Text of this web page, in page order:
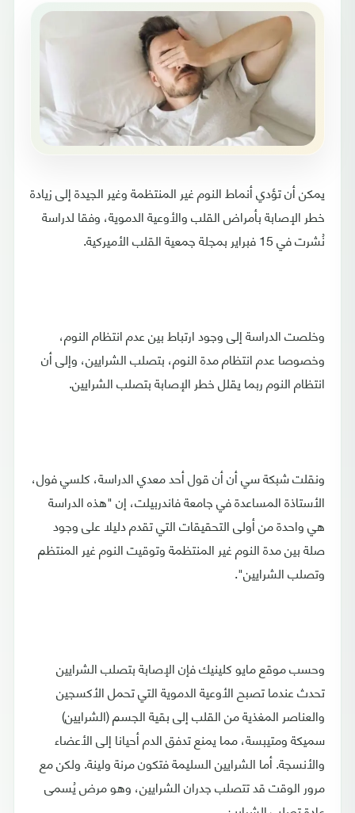
يمكن أن تؤدي أنماط النوم غير المنتظمة وغير الجيدة إلى زيادة
خطر الإصابة بأمراض القلب والأوعية الدموية، وفقا لدراسة
نُشرت في 15 فبراير بمجلة جمعية القلب الأميركية.
وخلصت الدراسة إلى وجود ارتباط بين عدم انتظام النوم،
وخصوصا عدم انتظام مدة النوم، بتصلب الشرايين، وإلى أن
انتظام النوم ربما يقلل خطر الإصابة بتصلب الشرايين.
ونقلت شبكة سي أن أن قول أحد معدي الدراسة، كلسي فول،
الأستاذة المساعدة في جامعة فاندربيلت، إن "هذه الدراسة
هي واحدة من أولى التحقيقات التي تقدم دليلا على وجود
صلة بين مدة النوم غير المنتظمة وتوقيت النوم غير المنتظم
وتصلب الشرايين".
وحسب موقع مايو كلينيك فإن الإصابة بتصلب الشرايين
تحدث عندما تصبح الأوعية الدموية التي تحمل الأكسجين
والعناصر المغذية من القلب إلى بقية الجسم (الشرايين)
سميكة ومتيبسة، مما يمنع تدفق الدم أحيانا إلى الأعضاء
والأنسجة. أما الشرايين السليمة فتكون مرنة ولينة. ولكن مع
مرور الوقت قد تتصلب جدران الشرايين، وهو مرض يُسمى